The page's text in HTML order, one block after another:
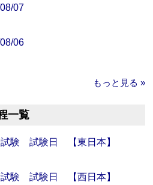
07
06
もっと見る »
一覧
験 試験日 【東日本】
験 試験日 【西日本】